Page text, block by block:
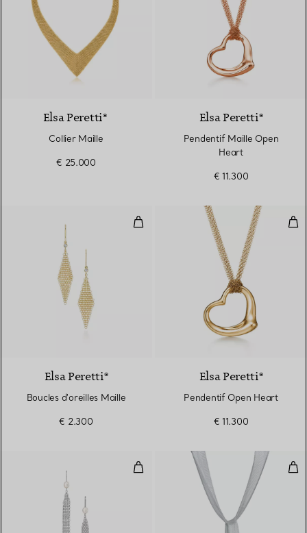
Elsa Peretti®
Collier Maille
€ 25.000
Elsa Peretti®
Pendentif Maille Open
Heart
€ 11.300
Boucles d'oreilles Maille
2 Matériaux
Elsa Peretti®
Boucles d'oreilles Maille
€ 2.300
Elsa Peretti®
Pendentif Open Heart
€ 11.300
Boucles d'oreilles Houppe,